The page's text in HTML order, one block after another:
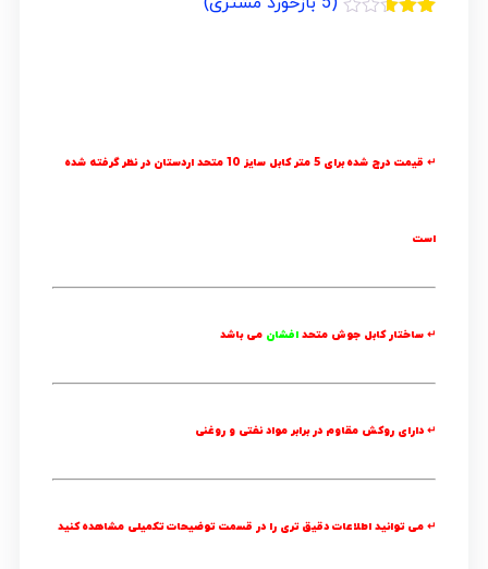
↵ قیمت درج شده برای 5 متر کابل سایز 10 متحد اردستان در نظر گرفته شده
است
↵ ساختار کابل جوش متحد افشان می باشد
↵ دارای روکش مقاوم در برابر مواد نفتی و روغنی
↵ می توانید اطلاعات دقیق تری را در قسمتتوضیحات تکمیلی مشاهده کنید